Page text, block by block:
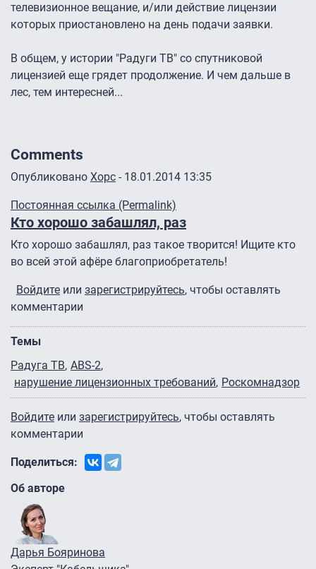
телевизионное вещание, и/или действие лицензии
которых приостановлено на день подачи заявки.
В общем, у истории "Радуги ТВ" со спутниковой
лицензией еще грядет продолжение. И чем дальше в
лес, тем интересней...
Comments
Опубликовано Xopc - 18.01.2014 13:35
Постоянная ссылка (Permalink)
Кто хорошо забашлял, раз
Кто хорошо забашлял, раз такое творится! Ищите кто
во всей этой афёре благоприобретатель!
Войдите или зарегистрируйтесь, чтобы оставлять
комментарии
Темы
Радуга ТВ ABS-2
нарушение лицензионных требований Роскомнадзор
Войдите или зарегистрируйтесь, чтобы оставлять
комментарии
Поделиться:
Об авторе
Дарья Бояринова